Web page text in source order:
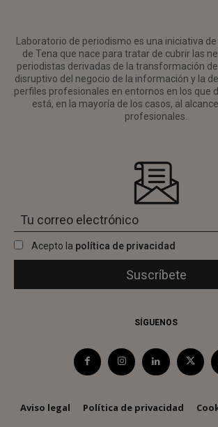
Laboratorio de periodismo es una iniciativa
de Tena que nace para tratar de cubrir las
periodistas derivadas de la transformación
disruptivo del negocio de la información y la
perfiles profesionales en entornos en los que
está, en la mayoría de los casos, al
profesionales.
Acepto la política de privacidad
SÍGUENOS
Aviso legal Política de privacidad